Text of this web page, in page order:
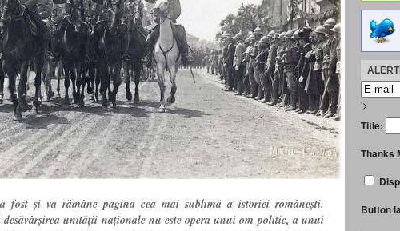
fost și va rămâne pagina cea mai sublimă a istoriei românești.
unității naționale nu este opera unui om politic, a unui
'>
Title:
Thanks
Button